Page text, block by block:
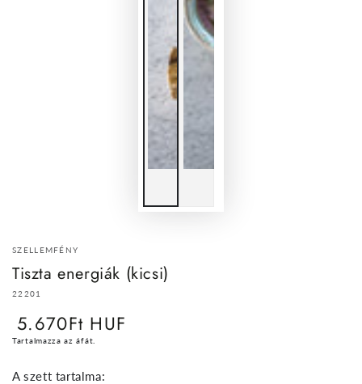
SZELLEMFÉNY
Tiszta energiák (kicsi)
22201
Normál
ár
5.670Ft HUF
Tartalmazza az áfát.
A szett tartalma: